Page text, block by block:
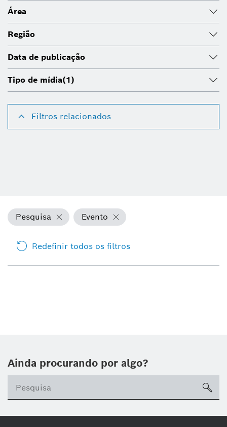
Área
Região
Data de publicação
Tipo de mídia(1)
Filtros relacionados
Pesquisa Evento
Redefinir todos os filtros
Ainda procurando por algo?